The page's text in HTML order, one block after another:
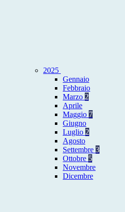
2025
Gennaio
Febbraio
Marzo 2
Aprile
Maggio 7
Giugno
Luglio 2
Agosto
Settembre 3
Ottobre 5
Novembre
Dicembre